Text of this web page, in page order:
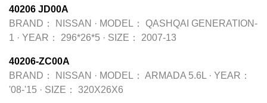
40206 JD00A
BRAND：
NISSAN · MODEL：
QASHQAI GENERATION-
1 · YEAR： 296*26*5 · SIZE： 2007-13
40206-ZC00A
BRAND：
NISSAN · MODEL： ARMADA 5.6L · YEAR：
'08-'15 · SIZE： 320X26X6